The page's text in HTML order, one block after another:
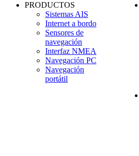
PRODUCTOS
Sistemas AIS
Internet a bordo
Sensores de
navegación
Interfaz NMEA
Navegación PC
Navegación
portátil